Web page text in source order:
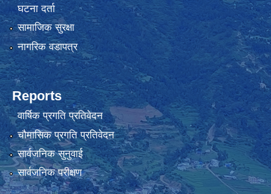
घटना दर्ता
सामाजिक सुरक्षा
नागरिक वडापत्र
Reports
वार्षिक प्रगति प्रतिवेदन
चौमासिक प्रगति प्रतिवेदन
सार्वजनिक सुनुवाई
सार्वजनिक परीक्षण